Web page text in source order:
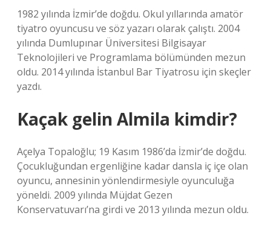
1982 yılında İzmir’de doğdu. Okul yıllarında amatör
tiyatro oyuncusu ve söz yazarı olarak çalıştı. 2004
yılında Dumlupınar Üniversitesi Bilgisayar
Teknolojileri ve Programlama bölümünden mezun
oldu. 2014 yılında İstanbul Bar Tiyatrosu için skeçler
yazdı.
Kaçak gelin Almila kimdir?
Açelya Topaloğlu; 19 Kasım 1986’da İzmir’de doğdu.
Çocukluğundan ergenliğine kadar dansla iç içe olan
oyuncu, annesinin yönlendirmesiyle oyunculuğa
yöneldi. 2009 yılında Müjdat Gezen
Konservatuvarı’na girdi ve 2013 yılında mezun oldu.